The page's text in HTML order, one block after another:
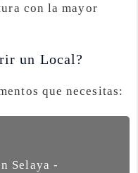
con la mayor
un Local?
que necesitas:
Selaya -